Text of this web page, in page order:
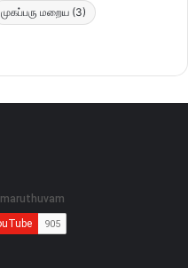
முகப்பரு மறைய (3)